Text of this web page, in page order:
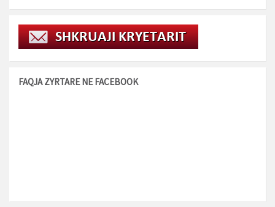
FAQJA ZYRTARE NE FACEBOOK